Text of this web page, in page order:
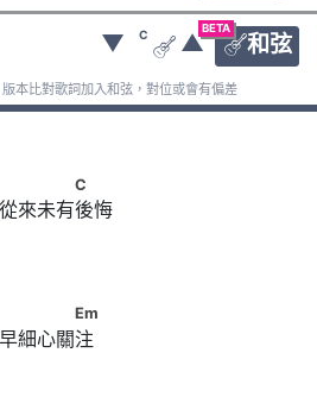
BETA
和弦
▼ C
 ▲
版本比對歌詞加入和弦，對位或會有偏差
C
來未有後悔
　　　　Em
Em
細心關注